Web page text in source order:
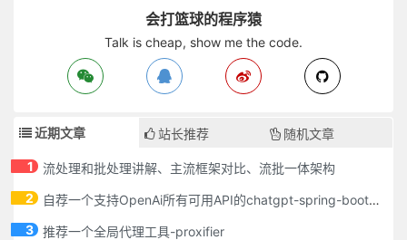
会打篮球的程序猿
Talk is cheap, show me the code.
近期文章 站长推荐 随机文章
1
流处理和批处理讲解、主流框架对比、流批一体架构
2
自荐一个支持OpenAi所有可用API的chatgpt-spring-boot-starter
3 推荐一个全局代理工具-proxifier